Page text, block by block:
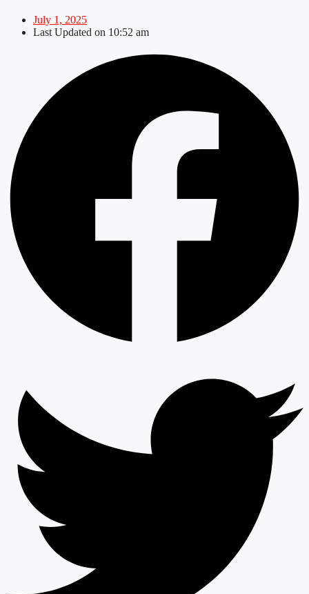
July 1, 2025
Last Updated on 10:52 am